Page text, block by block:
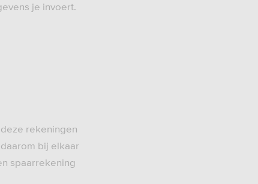
je invoert.
rekeningen
bij elkaar
spaarrekening